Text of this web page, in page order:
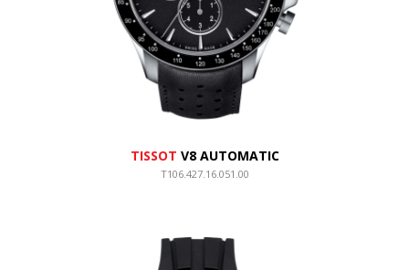
TISSOT V8 AUTOMATIC
T106.427.16.051.00